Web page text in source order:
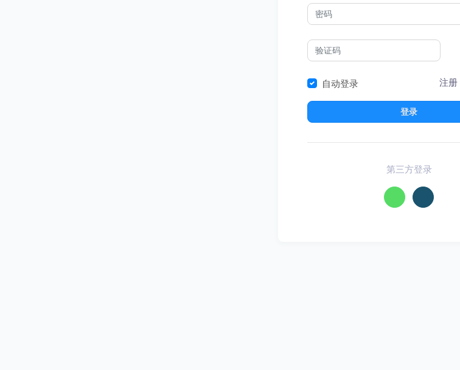
自动登录 注册
登录
第三方登录